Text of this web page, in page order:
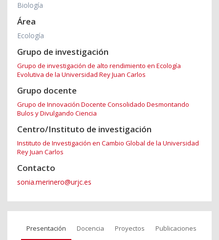
Biología
Área
Ecología
Grupo de investigación
Grupo de investigación de alto rendimiento en Ecología
Evolutiva de la Universidad Rey Juan Carlos
Grupo docente
Grupo de Innovación Docente Consolidado Desmontando
Bulos y Divulgando Ciencia
Centro/Instituto de investigación
Instituto de Investigación en Cambio Global de la Universidad
Rey Juan Carlos
Contacto
sonia.merinero@urjc.es
Presentación Docencia Proyectos Publicaciones